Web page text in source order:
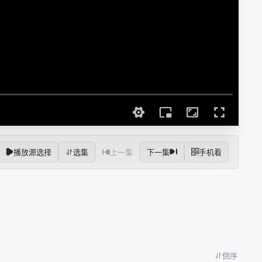
播放源选择 选集 上一集 下一集 手机看
倒序